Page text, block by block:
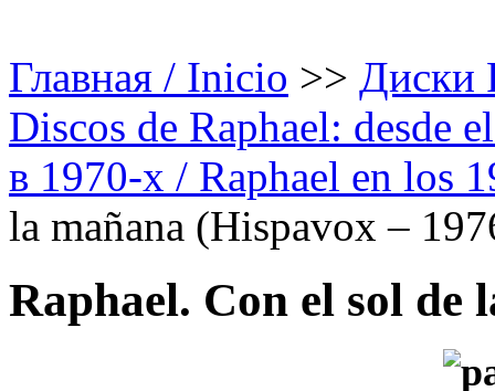
Главная / Inicio >> Диски
Discos de Raphael: desde
в 1970-х / Raphael en los
la mañana (Hispavox –
Raphael. Con el sol de